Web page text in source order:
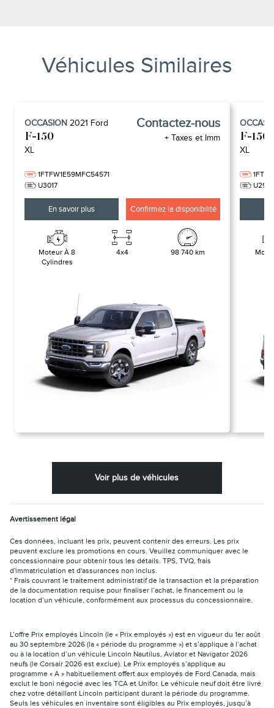
Véhicules Similaires
OCCASION 2021 Ford
F-150
XL
1FTFW1E59MFC54571
U3017
Contactez-nous
+ Taxes et Imm
En savoir plus Confirmez la disponibilité
Moteur À 8
Cylindres
4x4 98 740 km
F-150
XL
U2976
Voir plus de véhicules
Avertissement légal
Ces données, incluant les prix, peuvent contenir des erreurs. Les prix
peuvent exclure les promotions en cours. Veuillez communiquer avec le
concessionnaire pour obtenir tous les détails. TPS, TVQ, frais
d'immatriculation et d'assurances non inclus.
* Frais couvrant le traitement administratif de la transaction et la préparation
de la documentation requise pour finaliser l’achat, le financement ou la
location d’un véhicule, conformément aux processus du concessionnaire.
L’offre Prix employés Lincoln (le « Prix employés ») est en vigueur du 1er août
au 30 septembre 2026 (la « période du programme ») et s’applique à l’achat
ou à la location d’un véhicule Lincoln Nautilus, Aviator et Navigator 2026
neufs (le Corsair 2026 est exclue). Le Prix employés s’applique au
programme « A » habituellement offert aux employés de Ford Canada, mais
exclut le boni négocié avec les TCA et Unifor. Le véhicule neuf doit être livré
chez votre détaillant Lincoln participant durant la période du programme.
Seuls les véhicules en inventaire sont éligibles au Prix employés, jusqu’à